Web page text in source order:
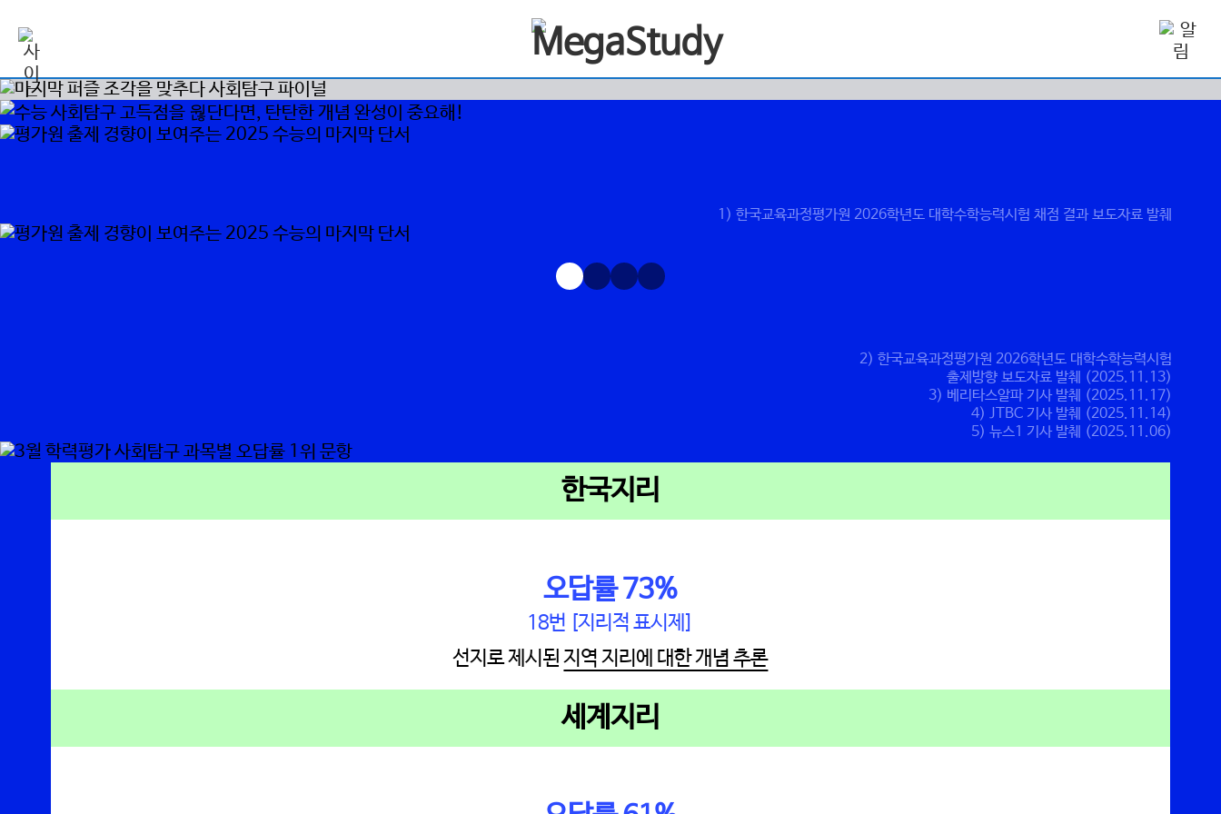
1) 한국교육과정평가원 2026학년도 대학수학능력시험 채점 결과 보도자료 발췌
2) 한국교육과정평가원 2026학년도 대학수학능력시험
출제방향 보도자료 발췌 (2025.11.13)
3) 베리타스알파 기사 발췌 (2025.11.17)
4) JTBC 기사 발췌 (2025.11.14)
5) 뉴스1 기사 발췌 (2025.11.06)
한국지리
오답률 73%
18번 [지리적 표시제]
선지로 제시된지역 지리에 대한 개념 추론
세계지리